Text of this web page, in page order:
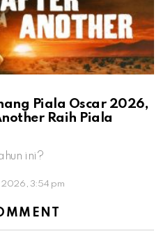
Piala Oscar 2026,
Raih Piala
ini?
2026, 3:54 pm